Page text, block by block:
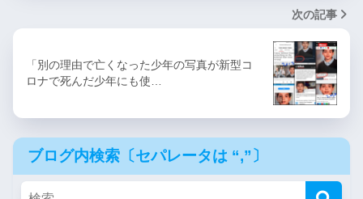
次の記事
「別の理由で亡くなった少年の写真が新型コ
ロナで死んだ少年にも使…
ブログ内検索〔セパレータは “,”〕